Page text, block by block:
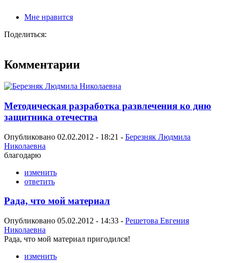
Мне нравится
Поделиться:
Комментарии
Методическая разработка развлечения ко дню
защитника отечества
Опубликовано 02.02.2012 - 18:21 - Березняк Людмила
Николаевна
благодарю
изменить
ответить
Рада, что мой материал
Опубликовано 05.02.2012 - 14:33 - Решетова Евгения
Николаевна
Рада, что мой материал пригодился!
изменить